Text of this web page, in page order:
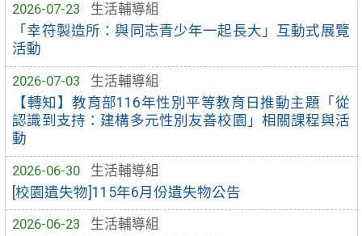
2026-07-23
生活輔導組
「幸符製造所：與同志青少年一起長大」互動式展覽
活動
2026-07-03
生活輔導組
【轉知】教育部116年性別平等教育日推動主題「從
認識到支持：建構多元性別友善校園」相關課程與活
動
2026-06-30
生活輔導組
[校園遺失物]115年6月份遺失物公告
2026-06-23
生活輔導組